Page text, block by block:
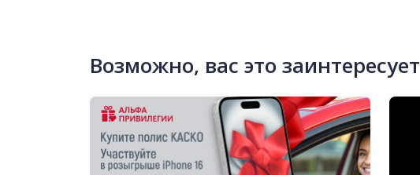
Возможно, вас это заинтересует